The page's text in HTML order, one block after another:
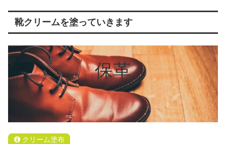
靴クリームを塗っていきます
保革
クリーム塗布